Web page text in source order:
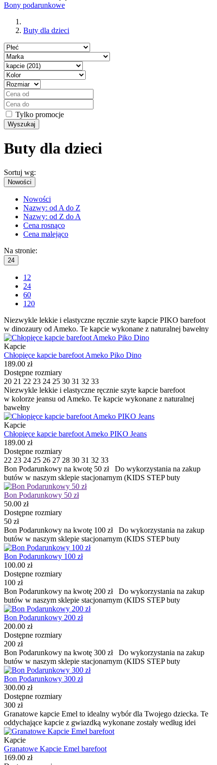
Bony podarunkowe
Buty dla dzieci
Tylko promocje
Wyszukaj
Buty dla dzieci
Sortuj wg:
Nowości
Nowości
Nazwy: od A do Z
Nazwy: od Z do A
Cena rosnąco
Cena malejąco
Na stronie:
24
12
24
60
120
Niezwykle lekkie i elastyczne ręcznie szyte kapcie PIKO barefoot
w dinozaury od Ameko. Te kapcie wykonane z naturalnej bawełny
Kapcie
Chłopięce kapcie barefoot Ameko Piko Dino
189.00 zł
Dostępne rozmiary
20 21 22 23 24 25 30 31 32 33
Niezwykle lekkie i elastyczne ręcznie szyte kapcie barefoot
w kolorze jeansu od Ameko. Te kapcie wykonane z naturalnej
bawełny
Kapcie
Chłopięce kapcie barefoot Ameko PIKO Jeans
189.00 zł
Dostępne rozmiary
22 23 24 25 26 27 28 30 31 32 33
Bon Podarunkowy na kwotę 50 zł Do wykorzystania na zakup
butów w naszym sklepie stacjonarnym (KIDS STEP buty
Bon Podarunkowy 50 zł
50.00 zł
Dostępne rozmiary
50 zł
Bon Podarunkowy na kwotę 100 zł Do wykorzystania na zakup
butów w naszym sklepie stacjonarnym (KIDS STEP buty
Bon Podarunkowy 100 zł
100.00 zł
Dostępne rozmiary
100 zł
Bon Podarunkowy na kwotę 200 zł Do wykorzystania na zakup
butów w naszym sklepie stacjonarnym (KIDS STEP buty
Bon Podarunkowy 200 zł
200.00 zł
Dostępne rozmiary
200 zł
Bon Podarunkowy na kwotę 300 zł Do wykorzystania na zakup
butów w naszym sklepie stacjonarnym (KIDS STEP buty
Bon Podarunkowy 300 zł
300.00 zł
Dostępne rozmiary
300 zł
Granatowe kapcie Emel to idealny wybór dla Twojego dziecka. Te
oddychające kapcie z gwiazdką wykonane zostały według idei
Kapcie
Granatowe Kapcie Emel barefoot
169.00 zł